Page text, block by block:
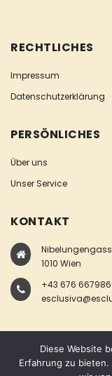
RECHTLICHES
Impressum
Datenschutzerklärung
PERSÖNLICHES
Über uns
Unser Service
KONTAKT
1010 Wien
+43 676
Diese Website
Erfahrung zu